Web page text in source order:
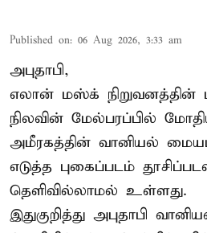
Published on: 06 Aug 2026, 3:33 am
அபுதாபி,
எலான் மஸ்க் நிறுவனத்தின்
நிலவின் மேல்பரப்பில்
அமீரகத்தின் வானியல்
எடுத்த புகைப்படம்
தெளிவில்லாமல் உள்ளது.
இதுகுறித்து அபுதாபி